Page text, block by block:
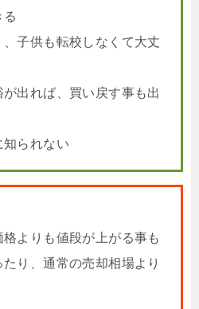
る
、子供も転校しなくて大丈
が出れば、買い戻す事も出
知られない
格よりも値段が上がる事も
たり、通常の売却相場より